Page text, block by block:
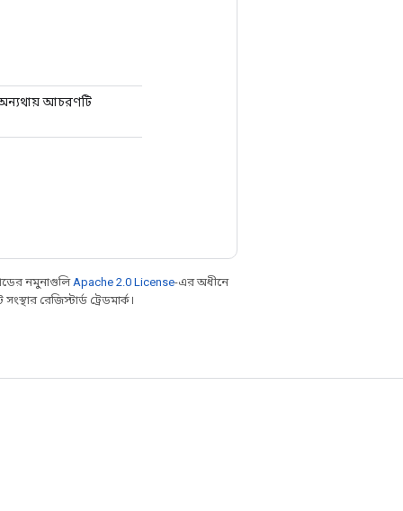
আচরণটি
নমুনাগুলি Apache 2.0 License-এর অধীনে
রেজিস্টার্ড ট্রেডমার্ক।